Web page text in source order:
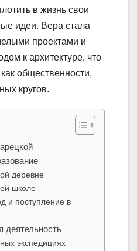
в жизнь свои
идеи. Вера стала
проектами и
к архитектуре, что
общественности,
кругов.
деревне
школе
и поступление в
деятельность
экспедициях